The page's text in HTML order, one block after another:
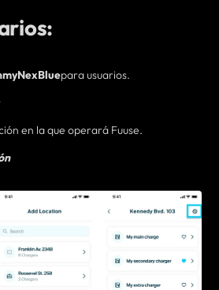
myNexBluepara usuarios.
en la que operará Fuuse.